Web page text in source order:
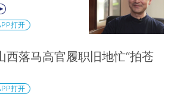
打开
西落马高官履职旧地忙“拍苍
打开